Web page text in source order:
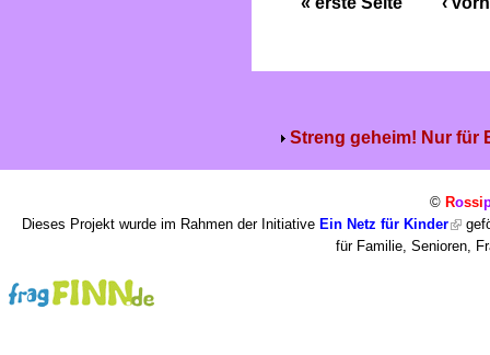
Streng geheim! Nur für
© Rossi
Dieses Projekt wurde im Rahmen der Initiative Ein Netz für Kinder
für Familie, Senioren,